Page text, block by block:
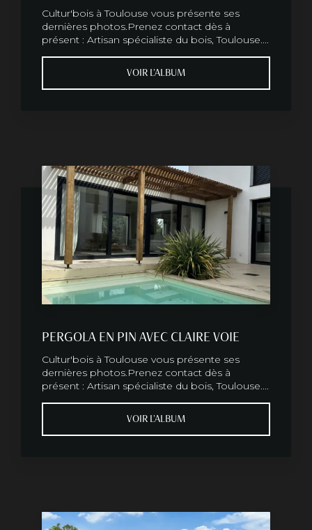
Cultur'bois à Toulouse vous présente ses
dernières photos.Prenez contact dès à
présent : Artisan spécialiste du bois, Toulouse....
VOIR L'ALBUM
PERGOLA EN PIN AVEC CLAIRE VOIE
Cultur'bois à Toulouse vous présente ses
dernières photos.Prenez contact dès à
présent : Artisan spécialiste du bois, Toulouse....
VOIR L'ALBUM